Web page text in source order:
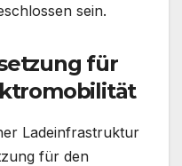
sein.
für
Ladeinfrastruktur
für den